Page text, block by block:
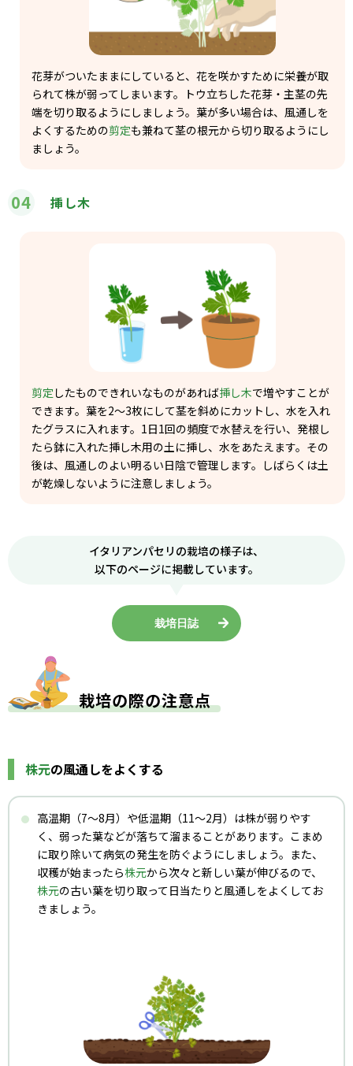
花芽がついたままにしていると、花を咲かすために栄養が取
られて株が弱ってしまいます。トウ立ちした花芽・主茎の先
端を切り取るようにしましょう。葉が多い場合は、風通しを
よくするための剪定も兼ねて茎の根元から切り取るようにし
ましょう。
04 挿し木
剪定 したものできれいなものがあれば挿し木で増やすことが
できます。葉を2～3枚にして茎を斜めにカットし、水を入れ
たグラスに入れます。1日1回の頻度で水替えを行い、発根し
たら鉢に入れた挿し木用の土に挿し、水をあたえます。その
後は、風通しのよい明るい日陰で管理します。しばらくは土
が乾燥しないように注意しましょう。
イタリアンパセリの栽培の様子は、
以下のページに掲載しています。
栽培日誌
栽培の際の注意点
株元の風通しをよくする
高温期（7～8月）や低温期（11～2月）は株が弱りやす
く、弱った葉などが落ちて溜まることがあります。こまめ
に取り除いて病気の発生を防ぐようにしましょう。また、
収穫が始まったら株元から次々と新しい葉が伸びるので、
株元の古い葉を切り取って日当たりと風通しをよくしてお
きましょう。